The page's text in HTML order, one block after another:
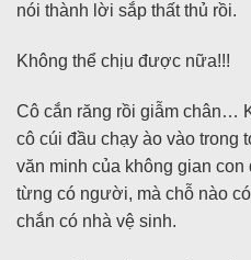
nói thành lời sắp thất thủ rồi.
Không thể chịu được nữa!!!
Cô cắn răng rồi giẫm chân…
cô cúi đầu chạy ào vào trong
văn minh của không gian
từng có người, mà chỗ nào
chắn có nhà vệ sinh.